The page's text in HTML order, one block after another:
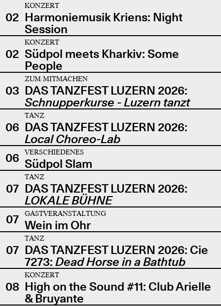
02
KONZERT
Harmoniemusik Kriens: Night
Session
02
KONZERT
Südpol meets Kharkiv: Some
People
03
ZUM MITMACHEN
DAS TANZFEST LUZERN 2026:
Schnupperkurse - Luzern tanzt
06
TANZ
DAS TANZFEST LUZERN 2026:
Local Choreo-Lab
06
VERSCHIEDENES
Südpol Slam
07
TANZ
DAS TANZFEST LUZERN 2026:
LOKALE BÜHNE
07
GASTVERANSTALTUNG
Wein im Ohr
07
TANZ
DAS TANZFEST LUZERN 2026: Cie
7273: Dead Horse in a Bathtub
08
KONZERT
High on the Sound #11: Club Arielle
& Bruyante